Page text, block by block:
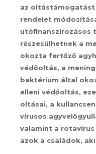
az oltástámogatást
rendelet
utófinanszírozásos
részesülhetnek a
okozta fertőző
védőoltás, a
baktérium által
elleni védőoltás,
oltásai, a
vírusos
valamint a
azok a családok,